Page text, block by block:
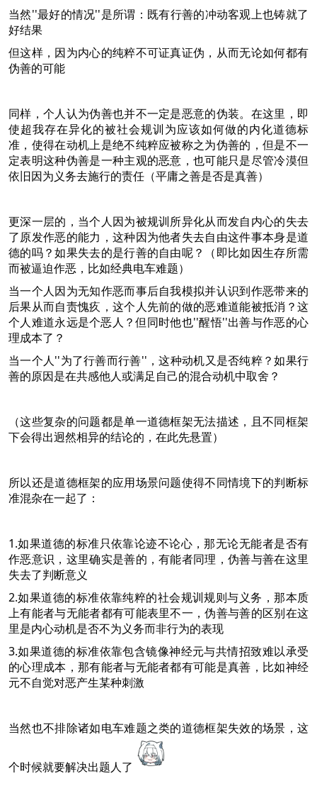
当然''最好的情况''是所谓：既有行善的冲动客观上也铸就了
好结果
但这样，因为内心的纯粹不可证真证伪，从而无论如何都有
伪善的可能
同样，个人认为伪善也并不一定是恶意的伪装。在这里，即
使超我存在异化的被社会规训为应该如何做的内化道德标
准，使得在动机上是绝不纯粹应被称之为伪善的，但是不一
定表明这种伪善是一种主观的恶意，也可能只是尽管冷漠但
依旧因为义务去施行的责任（平庸之善是否是真善）
更深一层的，当个人因为被规训所异化从而发自内心的失去
了原发作恶的能力，这种因为他者失去自由这件事本身是道
德的吗？如果失去的是行善的自由呢？（即比如因生存所需
而被逼迫作恶，比如经典电车难题）
当一个人因为无知作恶而事后自我模拟并认识到作恶带来的
后果从而自责愧疚，这个人先前的做的恶难道能被抵消？这
个人难道永远是个恶人？但同时他也''醒悟''出善与作恶的心
理成本了？
当一个人''为了行善而行善''，这种动机又是否纯粹？如果行
善的原因是在共感他人或满足自己的混合动机中取舍？
（这些复杂的问题都是单一道德框架无法描述，且不同框架
下会得出迥然相异的结论的，在此先悬置）
所以还是道德框架的应用场景问题使得不同情境下的判断标
准混杂在一起了：
1.如果道德的标准只依靠论迹不论心，那无论无能者是否有
作恶意识，这里确实是善的，有能者同理，伪善与善在这里
失去了判断意义
2.如果道德的标准依靠纯粹的社会规训规则与义务，那本质
上有能者与无能者都有可能表里不一，伪善与善的区别在这
里是内心动机是否不为义务而非行为的表现
3.如果道德的标准依靠包含镜像神经元与共情招致难以承受
的心理成本，那有能者与无能者都有可能是真善，比如神经
元不自觉对恶产生某种刺激
当然也不排除诸如电车难题之类的道德框架失效的场景，这
个时候就要解决出题人了